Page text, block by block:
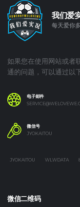
我们爱
每天爱你
如果您在使用网站或者
通的问题，可以通过以
电子邮件
微信号
JYOKAITOU
JYOKAITOU WLWDATA
微信二维码